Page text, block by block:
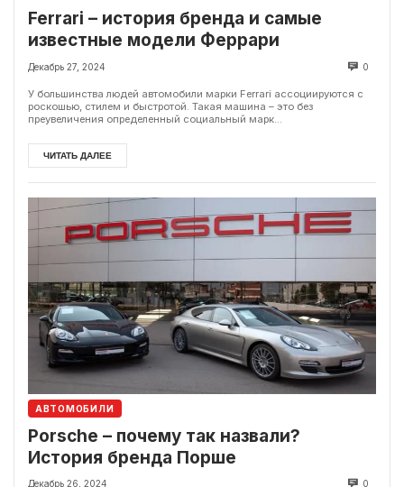
Ferrari – история бренда и самые
известные модели Феррари
Декабрь 27, 2024 0
У большинства людей автомобили марки Ferrari ассоциируются с
роскошью, стилем и быстротой. Такая машина – это без
преувеличения определенный социальный марк...
ЧИТАТЬ ДАЛЕЕ
АВТОМОБИЛИ
Porsche – почему так назвали?
История бренда Порше
Декабрь 26, 2024 0